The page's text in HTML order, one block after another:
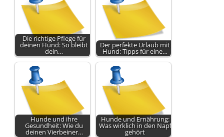
Die richtige Pflege für
deinen Hund: So bleibt
dein…
Der perfekte Urlaub mit
Hund: Tipps für eine…
Hunde und ihre
Gesundheit: Wie du
deinen Vierbeiner…
Hunde und Ernährung:
Was wirklich in den Napf
gehört